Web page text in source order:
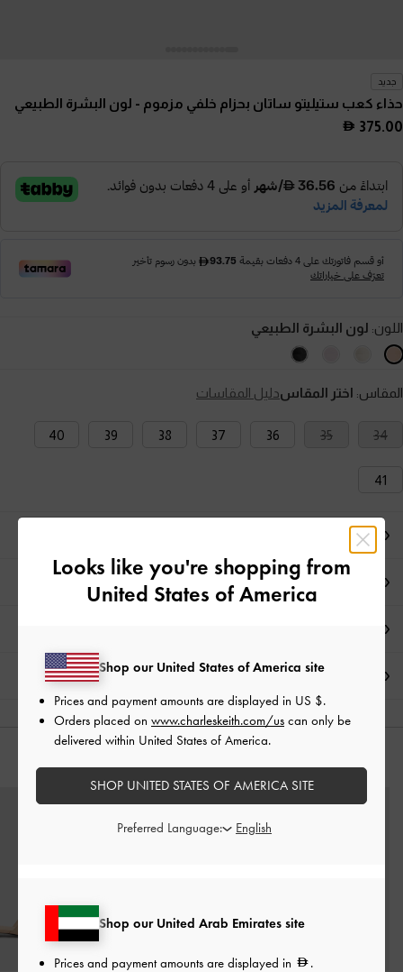
جديد
حذاء كعب ستيليتو ساتان بحزام خلفي مزموم - لون البشرة الطبيعي
375.00
اللون: لون البشرة الطبيعي
المقاس: اختر المقاسدليل المقاسات
34
35
36
37
38
39
40
41
ملاحظات المحرر
تفاصيل المنتج وتعليمات العناية
الشحن والإرجاع
قد يعجبك آيضاً
Looks like you're shopping from
United States of America
Shop our United Arab Emirates site
Prices and payment amounts are displayed in
.
Shop our United States of America site
Prices and payment amounts are displayed in US $.
Orders placed on www.charleskeith.com/us can only be
delivered within United States of America.
SHOP UNITED STATES OF AMERICA SITE
Preferred Language: